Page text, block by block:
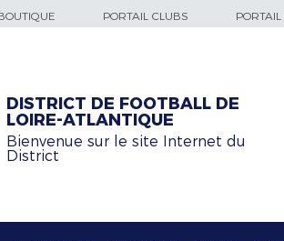
PORTAIL CLUBS
DISTRICT DE FOOTBALL DE
LOIRE-ATLANTIQUE
Bienvenue sur le site Internet du
District